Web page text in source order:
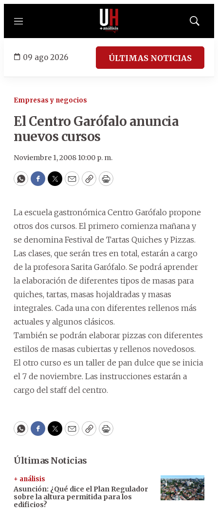
Menú
Mostrar
09 ago 2026 ÚLTIMAS NOTICIAS
Empresas y negocios
El Centro Garófalo anuncia
nuevos cursos
Noviembre 1, 2008 10:00 p. m.
WhatsApp
Facebook
Twitter
EmailCopyPrint
La escuela gastronómica Centro Garófalo propone
otros dos cursos. El primero comienza mañana y
se denomina Festival de Tartas Quiches y Pizzas.
Las clases, que serán tres en total, estarán a cargo
de la profesora Sarita Garófalo. Se podrá aprender
la elaboración de diferentes tipos de masas para
quiches, tartas, masas hojaldradas y masas
integrales. Cada una con diferentes rellenos más
actuales y algunos clásicos.
También se podrán elaborar pizzas con diferentes
estilos de masas cubiertas y rellenos novedosos.
El otro curso es un taller de pan dulce que se inicia
el 7 de noviembre. Las instrucciones estarán a
cargo del staff del centro.
WhatsApp
Facebook
Twitter
EmailCopyPrint
Últimas Noticias
+ análisis
Asunción: ¿Qué dice el Plan Regulador
sobre la altura permitida para los
edificios?